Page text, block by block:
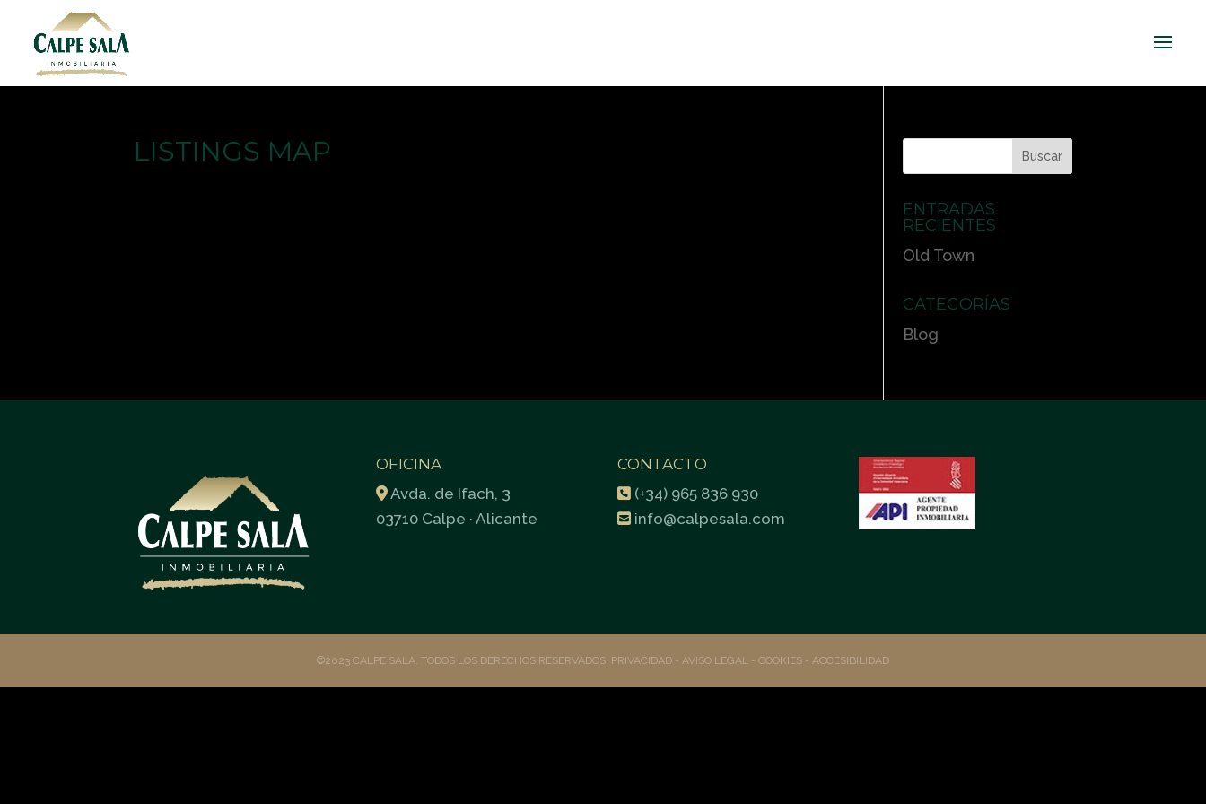
LISTINGS MAP
ENTRADAS
RECIENTES
Old Town
CATEGORÍAS
Blog
OFICINA
Avda. de Ifach, 3
03710 Calpe · Alicante
CONTACTO
(+34) 965 836 930
info@calpesala.com
©2023 CALPE SALA. TODOS LOS DERECHOS RESERVADOS. PRIVACIDAD - AVISO LEGAL - COOKIES - ACCESIBILIDAD